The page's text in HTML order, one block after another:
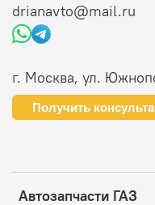
Автозапчасти ГАЗ
drianavto@mail.ru
г. Москва, ул.
Получить